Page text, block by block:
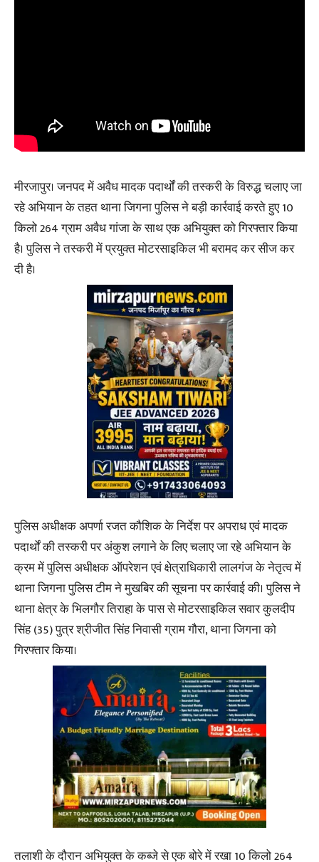
मीरजापुर। जनपद में अवैध मादक पदार्थों की तस्करी के विरुद्ध चलाए जा
रहे अभियान के तहत थाना जिगना पुलिस ने बड़ी कार्रवाई करते हुए 10
किलो 264 ग्राम अवैध गांजा के साथ एक अभियुक्त को गिरफ्तार किया
है। पुलिस ने तस्करी में प्रयुक्त मोटरसाइकिल भी बरामद कर सीज कर
दी है।
पुलिस अधीक्षक अपर्णा रजत कौशिक के निर्देश पर अपराध एवं मादक
पदार्थों की तस्करी पर अंकुश लगाने के लिए चलाए जा रहे अभियान के
क्रम में पुलिस अधीक्षक ऑपरेशन एवं क्षेत्राधिकारी लालगंज के नेतृत्व में
थाना जिगना पुलिस टीम ने मुखबिर की सूचना पर कार्रवाई की। पुलिस ने
थाना क्षेत्र के भिलगौर तिराहा के पास से मोटरसाइकिल सवार कुलदीप
सिंह (35) पुत्र श्रीजीत सिंह निवासी ग्राम गौरा, थाना जिगना को
गिरफ्तार किया।
तलाशी के दौरान अभियुक्त के कब्जे से एक बोरे में रखा 10 किलो 264